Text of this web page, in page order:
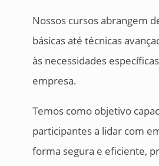
Nossos cursos abrangem
básicas até técnicas
às necessidades
empresa.
Temos como objetivo
participantes a lidar com
forma segura e eficiente,